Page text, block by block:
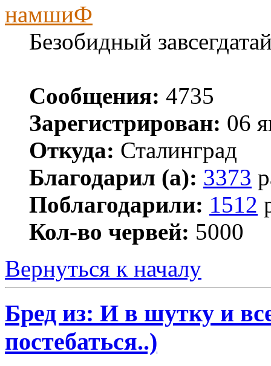
намшиФ
Безобидный
Сообщения: 4735
Зарегистрирован: 06
Откуда: Сталинград
Благодарил (а): 3373
Поблагодарили: 1512
Кол-во червей: 5000
Вернуться к началу
Бред из: И в шутку и
постебаться..)